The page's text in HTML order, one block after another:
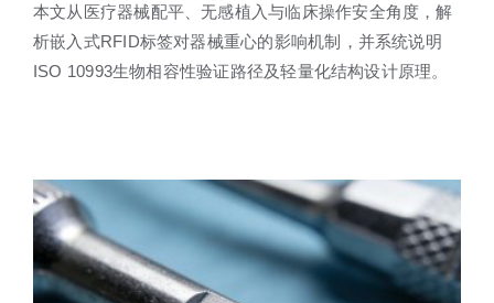
本文从医疗器械配平、无感植入与临床操作安全角度，解
析嵌入式RFID标签对器械重心的影响机制，并系统说明
ISO 10993生物相容性验证路径及轻量化结构设计原理。